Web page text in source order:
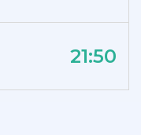
21:50